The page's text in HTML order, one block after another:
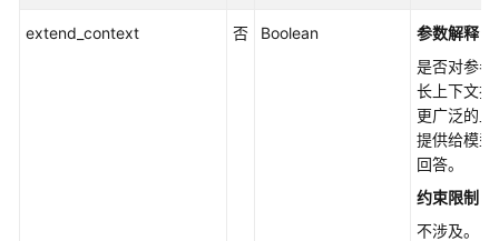
extend_context 否 Boolean
参数解释：
是否对参考
长上下文扩
更广泛的
提供给模型
回答。
约束限制：
不涉及。